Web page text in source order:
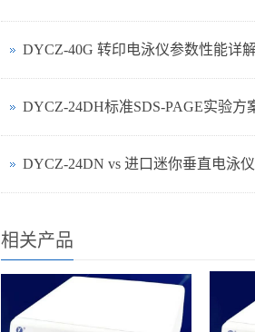
DYCZ-40G 转印电泳仪参数性能详
DYCZ-24DH标准SDS-PAGE实验方
DYCZ‑24DN vs 进口迷你垂直电泳仪
相关产品